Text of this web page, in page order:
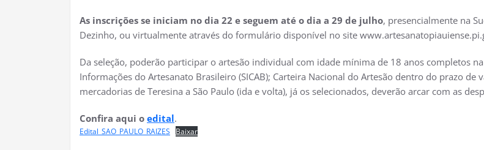
As inscrições se iniciam no dia 22 e seguem até o dia a 29 de julho, presencialmente na
Dezinho, ou virtualmente através do formulário disponível no site
Da seleção, poderão participar o artesão individual com idade mínima de 18 anos completos
Informações do Artesanato Brasileiro (SICAB); Carteira Nacional do Artesão dentro do prazo de
mercadorias de Teresina a São Paulo (ida e volta), já os selecionados, deverão arcar com as
Confira aqui o edital.
Edital_SAO_PAULO_RAIZES Baixar